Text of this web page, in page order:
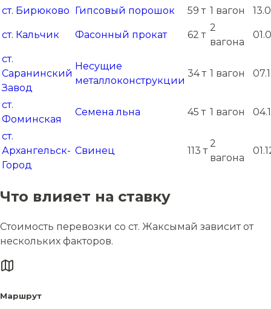
ст. Бирюково Гипсовый порошок 59 т 1 вагон
ст. Кальчик Фасонный прокат 62 т
2
вагона
ст.
Саранинский
Завод
Несущие
металлоконструкции
34 т 1 вагон
ст.
Фоминская
Семена льна 45 т 1 вагон
ст.
Архангельск-
Город
Свинец 113 т
2
вагона
Что влияет на ставку
Стоимость перевозки со ст. Жаксымай зависит от
нескольких факторов.
Маршрут